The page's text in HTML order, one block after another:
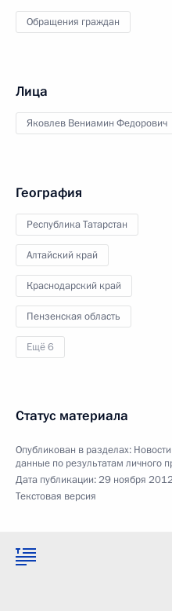
Обращения граждан
Лица
Яковлев Вениамин Федорович
География
Республика Татарстан
Алтайский край
Краснодарский край
Пензенская область
Ещё 6
Статус материала
Опубликован в разделах:
данные по результатам личного
Дата публикации:29 ноября
Текстовая версия